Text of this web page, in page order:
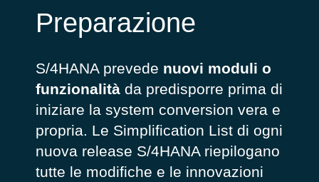
Preparazione
S/4HANA prevede nuovi moduli o
funzionalità da predisporre prima di
iniziare la system conversion vera e
propria. Le Simplification List di ogni
nuova release S/4HANA riepilogano
tutte le modifiche e le innovazioni